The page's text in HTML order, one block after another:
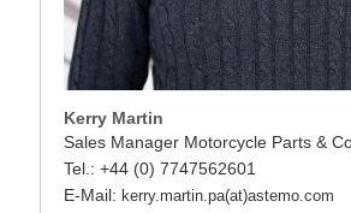
Kerry Martin
Sales Manager Motorcycle Parts &
Tel.: +44 (0) 7747562601
E-Mail:kerry.martin.pa(at)astemo.com